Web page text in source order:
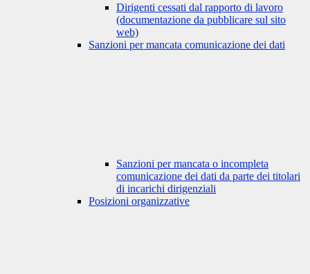
Dirigenti cessati dal rapporto di lavoro
(documentazione da pubblicare sul sito
web)
Sanzioni per mancata comunicazione dei dati
Sanzioni per mancata o incompleta
comunicazione dei dati da parte dei titolari
di incarichi dirigenziali
Posizioni organizzative